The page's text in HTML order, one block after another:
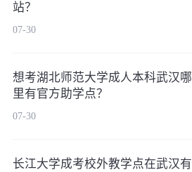
站？
07-30
想考湖北师范大学成人本科武汉哪
里有官方助学点？
07-30
长江大学成考校外教学点在武汉有